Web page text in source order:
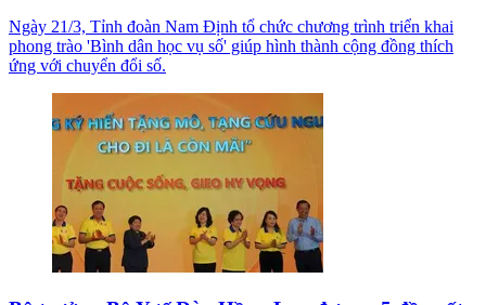
Ngày 21/3, Tỉnh đoàn Nam Định tổ chức chương trình triển khai
phong trào 'Bình dân học vụ số' giúp hình thành cộng đồng thích
ứng với chuyển đổi số.